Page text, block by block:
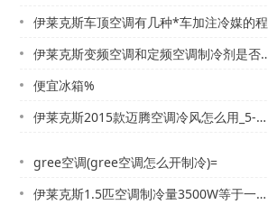
伊莱克斯车顶空调有几种*车加注冷媒的程序是什么
伊莱克斯变频空调和定频空调制冷剂是否有区别_4-伊莱克斯变频空调和空调那个制冷好...
便宜冰箱%
伊莱克斯2015款迈腾空调冷风怎么用_5-伊莱克斯2015款新速腾1.4t自动舒...
gree空调(gree空调怎么开制冷)=
伊莱克斯1.5匹空调制冷量3500W等于一小时多少度电？需要多大的线？_5@伊莱...